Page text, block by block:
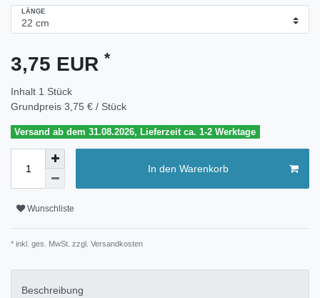
LÄNGE
3,75 EUR *
Inhalt 1 Stück
Grundpreis 3,75 € / Stück
Versand ab dem 31.08.2026, Lieferzeit ca. 1-2 Werktage
In den Warenkorb
Wunschliste
* inkl. ges. MwSt. zzgl. Versandkosten
Beschreibung